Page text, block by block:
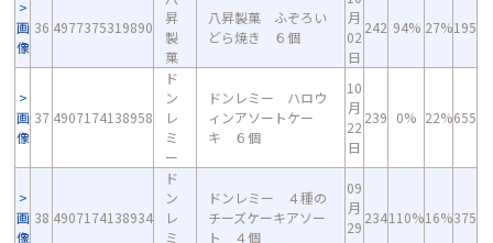
画
像
36 4977375319890
昇
製
菓
八昇製菓 ふぞろい
どら焼き ６個
月
02
日
242 94% 27%195
画
像
37 4907174138958
ド
ン
レ
ミ
ー
ドンレミー ハロウ
ィンアソートケー
キ ６個
10
月
22
日
239 0% 22%655
画
像
38 4907174138934
ド
ン
レ
ミ
ドンレミー ４種の
チーズケーキアソー
ト ４個
09
月
29
234110%16%375